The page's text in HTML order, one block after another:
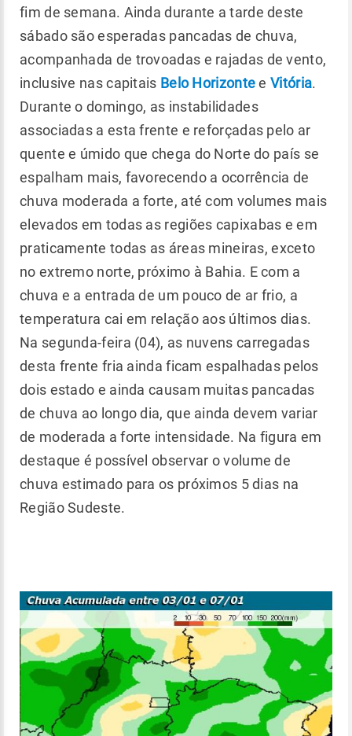
fim de semana. Ainda durante a tarde deste
sábado são esperadas pancadas de chuva,
acompanhada de trovoadas e rajadas de vento,
inclusive nas capitais Belo HorizonteeVitória.
Durante o domingo, as instabilidades
associadas a esta frente e reforçadas pelo ar
quente e úmido que chega do Norte do país se
espalham mais, favorecendo a ocorrência de
chuva moderada a forte, até com volumes mais
elevados em todas as regiões capixabas e em
praticamente todas as áreas mineiras, exceto
no extremo norte, próximo à Bahia. E com a
chuva e a entrada de um pouco de ar frio, a
temperatura cai em relação aos últimos dias.
Na segunda-feira (04), as nuvens carregadas
desta frente fria ainda ficam espalhadas pelos
dois estado e ainda causam muitas pancadas
de chuva ao longo dia, que ainda devem variar
de moderada a forte intensidade. Na figura em
destaque é possível observar o volume de
chuva estimado para os próximos 5 dias na
Região Sudeste.